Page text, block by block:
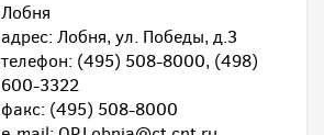
Лобня
адрес: Лобня, ул. Победы, д.3
телефон: (495) 508-8000, (498)
600-3322
факс: (495) 508-8000